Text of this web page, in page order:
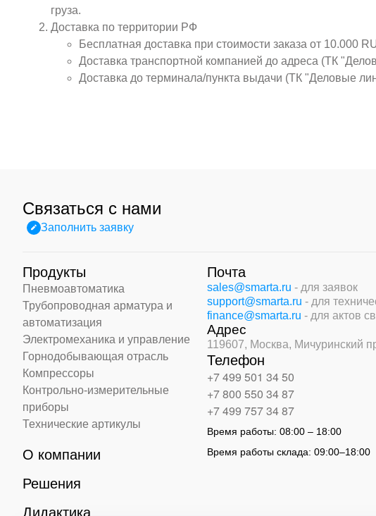
груза.
Доставка по территории РФ
Бесплатная доставка при стоимости заказа от 10.000
Доставка транспортной компанией до адреса (ТК
Доставка до терминала/пункта выдачи (ТК
Связаться с нами
Заполнить заявку
Продукты
Пневмоавтоматика
Трубопроводная арматура и
автоматизация
Электромеханика и управление
Горнодобывающая отрасль
Компрессоры
Контрольно-измерительные
приборы
Технические артикулы
О компании
Решения
Дидактика
Почта
sales@smarta.ru - для заявок
support@smarta.ru - для
finance@smarta.ru - для актов
Адрес
119607, Москва, Мичуринский
Телефон
+7 499 501 34 50
+7 800 550 34 87
+7 499 757 34 87
Время работы:08:00 – 18:00
Время работы склада:09:00–18:00